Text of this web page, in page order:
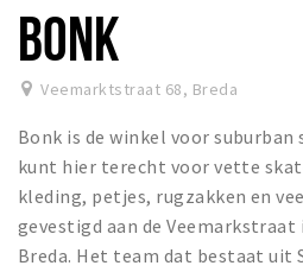
Zorgverzekering
Huisarts en eerste hulp
Q&A
KORTING
Breda Student Shop
Draai aan het rad!
BONK
Veemarktstraat 68, Breda
Bonk is de winkel voor suburban
kunt hier terecht voor vette
kleding, petjes, rugzakken en
gevestigd aan de
Breda. Het team dat bestaat uit